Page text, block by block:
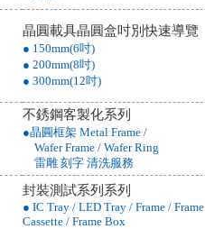
晶圓載具晶圓盒吋別快速導覽
● 150mm(6吋)
● 200mm(8吋)
● 300mm(12吋)
不銹鋼客製化系列
●晶圓框架 Metal Frame /
Wafer Frame / Wafer Ring
雷雕 刻字 清洗服務
封裝測試系列系列
● IC Tray / LED Tray / Frame / Frame
Cassette / Frame Box